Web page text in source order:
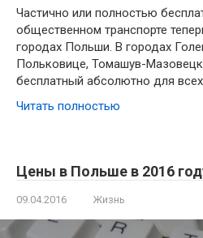
Частично или полностью
общественном транспорте
городах Польши. В городах
Польковице, Томашув-
бесплатный абсолютно для
Читать полностью
Цены в Польше в 2016
09.04.2016 Жизнь